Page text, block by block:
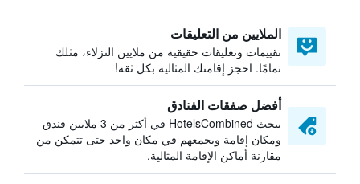
الملايين من التعليقات
تقييمات وتعليقات حقيقية من ملايين النزلاء، مثلك
تمامًا. احجز إقامتك المثالية بكل ثقة!
أفضل صفقات الفنادق
يبحث HotelsCombined في أكثر من 3 ملايين فندق
ومكان إقامة ويجمعهم في مكان واحد حتى تتمكن من
مقارنة أماكن الإقامة المثالية.